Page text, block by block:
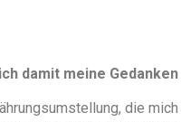
damit meine
die